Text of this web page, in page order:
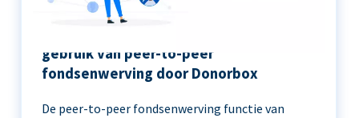
gebruik van peer-to-peer
fondsenwerving door Donorbox
De peer-to-peer fondsenwerving functie van